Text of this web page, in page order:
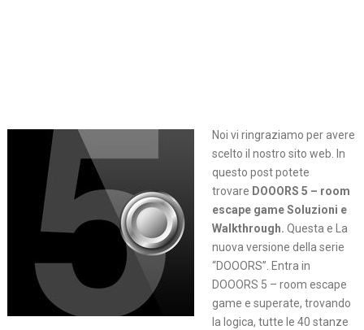
Noi vi ringraziamo per avere
scelto il nostro sito web. In
questo post potete
trovare DOOORS 5 – room
escape game Soluzioni e
Walkthrough. Questa e La
nuova versione della serie
“DOOORS”. Entra in
DOOORS 5 – room escape
game e superate, trovando
la logica, tutte le 40 stanze